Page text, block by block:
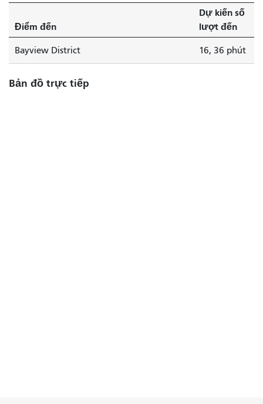
Điểm đến
Dự kiến ​​số
lượt đến
Bayview District 16, 36 phút
Bản đồ trực tiếp